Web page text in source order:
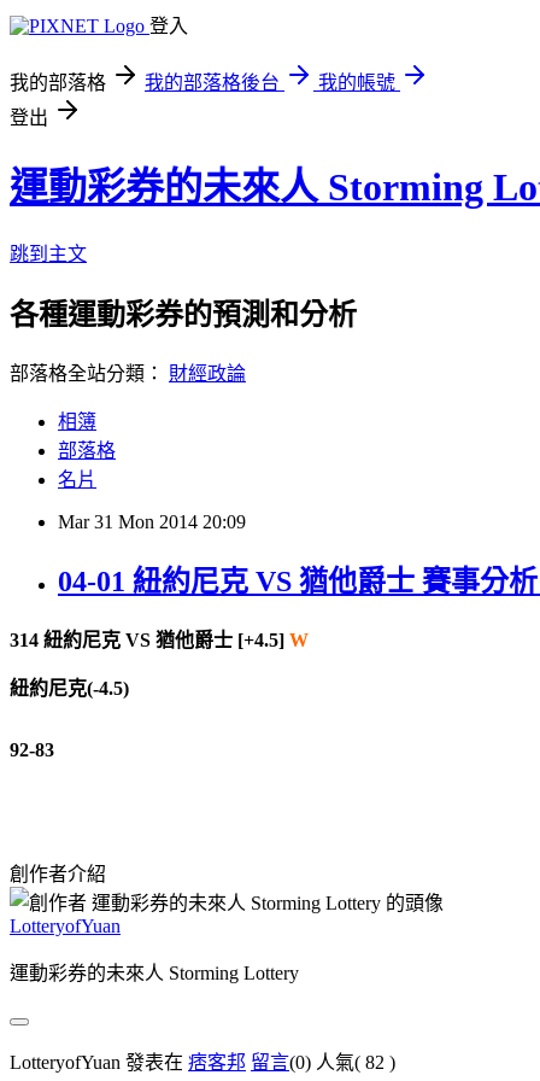
登入
我的部落格 我的部落格後台
我的帳號
登出
運動彩券的未來人 Storming
跳到主文
各種運動彩券的預測和分析
部落格全站分類： 財經政論
相簿
部落格
名片
Mar 31 Mon 2014 20:09
04-01 紐約尼克 VS 猶他爵士 賽事分
314 紐約尼克 VS 猶他爵士 [+4.5] W
紐約尼克(-4.5)
92-83
創作者介紹
LotteryofYuan
運動彩券的未來人 Storming Lottery
LotteryofYuan 發表在 痞客邦 留言(0) 人氣( 82 )